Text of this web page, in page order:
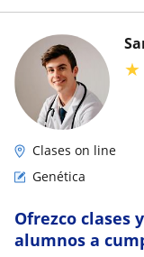
★
Clases on line
Genética
Ofrezco clases
alumnos a